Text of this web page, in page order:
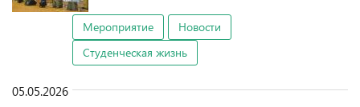
Мероприятие
Новости
Студенческая жизнь
05.05.2026